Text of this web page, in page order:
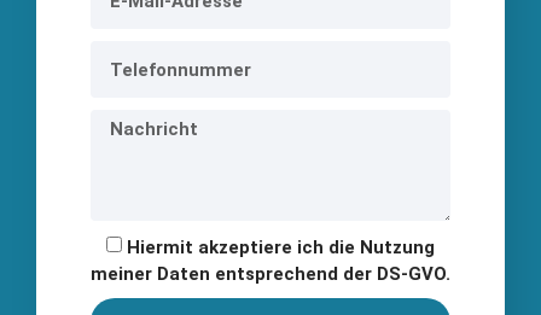
Hiermit akzeptiere ich die Nutzung
meiner Daten entsprechend der DS-GVO.